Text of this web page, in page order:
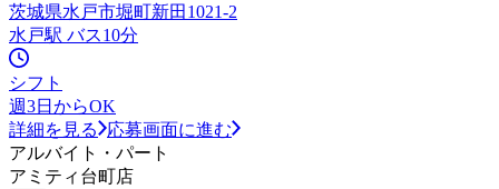
茨城県水戸市堀町新田1021-2
水戸駅 バス10分
シフト
週3日からOK
詳細を見る
応募画面に進む
アルバイト・パート
アミティ台町店